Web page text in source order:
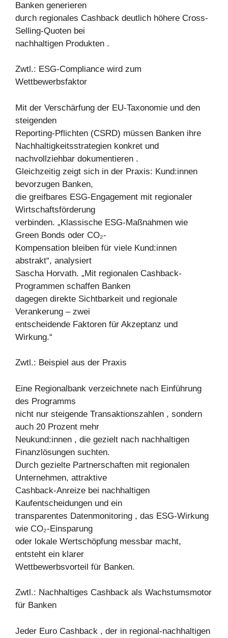
Banken generieren
durch regionales Cashback deutlich höhere Cross-
Selling-Quoten bei
nachhaltigen Produkten .
Zwtl.: ESG-Compliance wird zum
Wettbewerbsfaktor
Mit der Verschärfung der EU-Taxonomie und den
steigenden
Reporting-Pflichten (CSRD) müssen Banken ihre
Nachhaltigkeitsstrategien konkret und
nachvollziehbar dokumentieren .
Gleichzeitig zeigt sich in der Praxis: Kund:innen
bevorzugen Banken,
die greifbares ESG-Engagement mit regionaler
Wirtschaftsförderung
verbinden. „Klassische ESG-Maßnahmen wie
Green Bonds oder CO₂-
Kompensation bleiben für viele Kund:innen
abstrakt“, analysiert
Sascha Horvath. „Mit regionalen Cashback-
Programmen schaffen Banken
dagegen direkte Sichtbarkeit und regionale
Verankerung – zwei
entscheidende Faktoren für Akzeptanz und
Wirkung.“
Zwtl.: Beispiel aus der Praxis
Eine Regionalbank verzeichnete nach Einführung
des Programms
nicht nur steigende Transaktionszahlen , sondern
auch 20 Prozent mehr
Neukund:innen , die gezielt nach nachhaltigen
Finanzlösungen suchten.
Durch gezielte Partnerschaften mit regionalen
Unternehmen, attraktive
Cashback-Anreize bei nachhaltigen
Kaufentscheidungen und ein
transparentes Datenmonitoring , das ESG-Wirkung
wie CO₂-Einsparung
oder lokale Wertschöpfung messbar macht,
entsteht ein klarer
Wettbewerbsvorteil für Banken.
Zwtl.: Nachhaltiges Cashback als Wachstumsmotor
für Banken
Jeder Euro Cashback , der in regional-nachhaltigen